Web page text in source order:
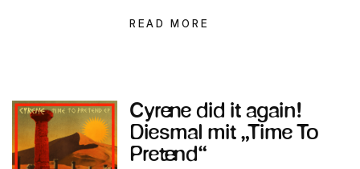
READ MORE
Cyrene did it again!
Diesmal mit „Time To
Pretend“